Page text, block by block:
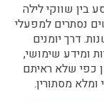
שווקי לילה
נסתרים למפעלי
דרך יומנים
ומידע שימושי,
כפי שלא ראיתם
מסתורין.